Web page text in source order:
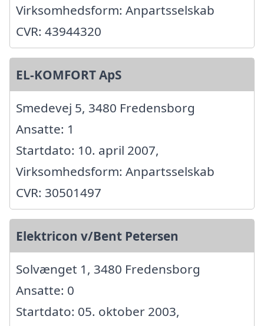
Virksomhedsform: Anpartsselskab
CVR: 43944320
EL-KOMFORT ApS
Smedevej 5, 3480 Fredensborg
Ansatte: 1
Startdato: 10. april 2007,
Virksomhedsform: Anpartsselskab
CVR: 30501497
Elektricon v/Bent Petersen
Solvænget 1, 3480 Fredensborg
Ansatte: 0
Startdato: 05. oktober 2003,